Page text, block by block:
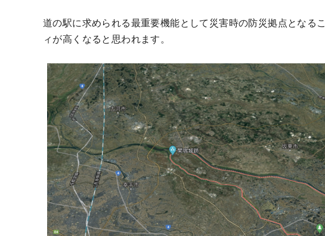
道の駅に求められる最重要機能として災害時の防災拠点となる
ィが高くなると思われます。